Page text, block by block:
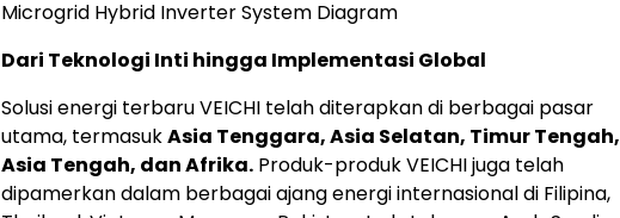
Microgrid Hybrid Inverter System Diagram
Dari Teknologi Inti hingga Implementasi Global
Solusi energi terbaru VEICHI telah diterapkan di berbagai pasar
utama, termasukAsia Tenggara, Asia Selatan, Timur Tengah,
Asia Tengah, dan Afrika. Produk-produk VEICHI juga telah
dipamerkan dalam berbagai ajang energi internasional di Filipina,